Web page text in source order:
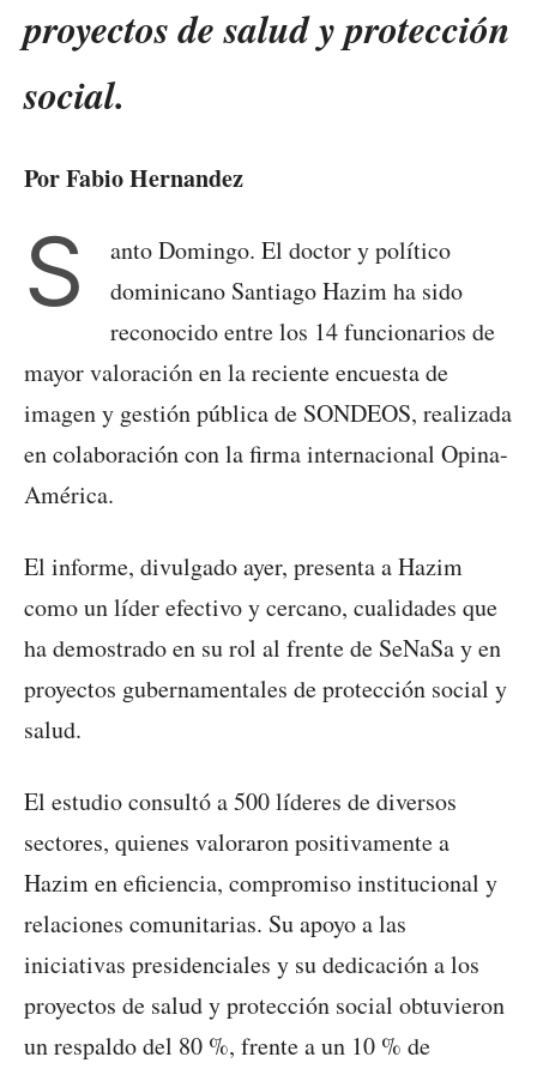
proyectos de salud y protección
social.
Por Fabio Hernandez
S
anto Domingo. El doctor y político
dominicano Santiago Hazim ha sido
reconocido entre los 14 funcionarios de
mayor valoración en la reciente encuesta de
imagen y gestión pública de SONDEOS, realizada
en colaboración con la firma internacional Opina-
América.
El informe, divulgado ayer, presenta a Hazim
como un líder efectivo y cercano, cualidades que
ha demostrado en su rol al frente de SeNaSa y en
proyectos gubernamentales de protección social y
salud.
El estudio consultó a 500 líderes de diversos
sectores, quienes valoraron positivamente a
Hazim en eficiencia, compromiso institucional y
relaciones comunitarias. Su apoyo a las
iniciativas presidenciales y su dedicación a los
proyectos de salud y protección social obtuvieron
un respaldo del 80 %, frente a un 10 % de